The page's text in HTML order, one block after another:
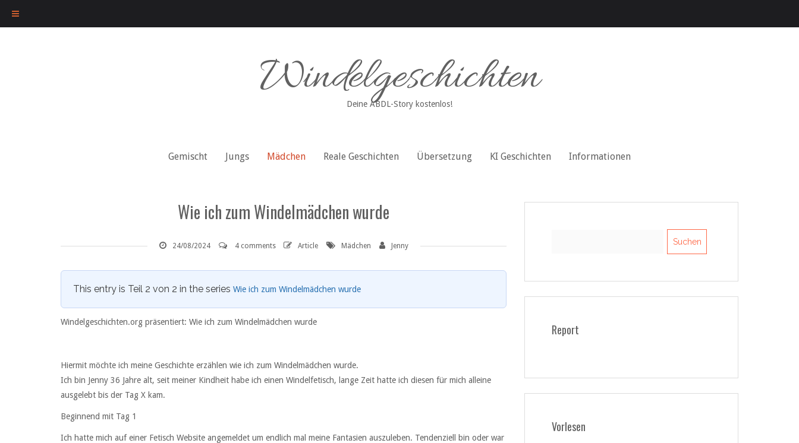
Windelgeschichten
Deine ABDL-Story kostenlos!
Gemischt Jungs Mädchen Reale Geschichten Übersetzung KI Geschichten Informationen
Wie ich zum Windelmädchen wurde
24/08/2024 4 comments Article Mädchen Jenny
This entry is Teil 2 von 2 in the series Wie ich zum Windelmädchen wurde
Windelgeschichten.org präsentiert: Wie ich zum Windelmädchen wurde
Hiermit möchte ich meine Geschichte erzählen wie ich zum Windelmädchen wurde.
Ich bin Jenny 36 Jahre alt, seit meiner Kindheit habe ich einen Windelfetisch, lange Zeit hatte ich diesen für mich alleine
ausgelebt bis der Tag X kam.
Beginnend mit Tag 1
Ich hatte mich auf einer Fetisch Website angemeldet um endlich mal meine Fantasien auszuleben. Tendenziell bin oder war
Report
Vorlesen